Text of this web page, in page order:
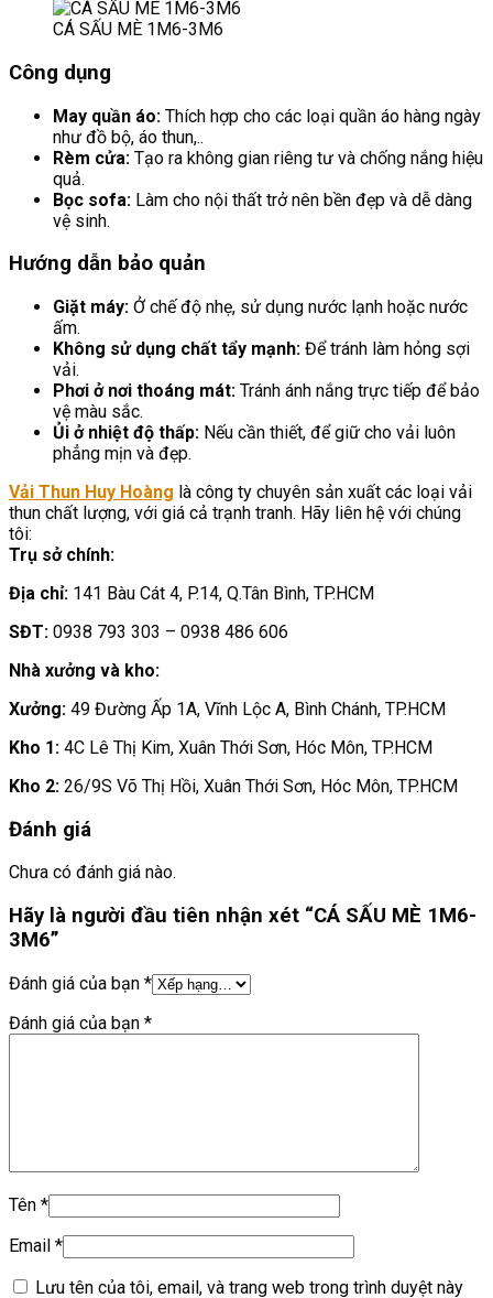
CÁ SẤU MÈ 1M6-3M6
Công dụng
May quần áo: Thích hợp cho các loại quần áo hàng ngày
như đồ bộ, áo thun,..
Rèm cửa: Tạo ra không gian riêng tư và chống nắng hiệu
quả.
Bọc sofa: Làm cho nội thất trở nên bền đẹp và dễ dàng
vệ sinh.
Hướng dẫn bảo quản
Giặt máy: Ở chế độ nhẹ, sử dụng nước lạnh hoặc nước
ấm.
Không sử dụng chất tẩy mạnh: Để tránh làm hỏng sợi
vải.
Phơi ở nơi thoáng mát: Tránh ánh nắng trực tiếp để bảo
vệ màu sắc.
Ủi ở nhiệt độ thấp: Nếu cần thiết, để giữ cho vải luôn
phẳng mịn và đẹp.
Vải Thun Huy Hoàng là công ty chuyên sản xuất các loại vải
thun chất lượng, với giá cả trạnh tranh. Hãy liên hệ với chúng
tôi:
Trụ sở chính:
Địa chỉ: 141 Bàu Cát 4, P.14, Q.Tân Bình, TP.HCM
SĐT: 0938 793 303 – 0938 486 606
Nhà xưởng và kho:
Xưởng: 49 Đường Ấp 1A, Vĩnh Lộc A, Bình Chánh, TP.HCM
Kho 1: 4C Lê Thị Kim, Xuân Thới Sơn, Hóc Môn, TP.HCM
Kho 2: 26/9S Võ Thị Hồi, Xuân Thới Sơn, Hóc Môn, TP.HCM
Đánh giá
Chưa có đánh giá nào.
Hãy là người đầu tiên nhận xét “CÁ SẤU MÈ 1M6-
3M6”
Đánh giá của bạn *
Đánh giá của bạn *
Tên *
Email *
Lưu tên của tôi, email, và trang web trong trình duyệt này